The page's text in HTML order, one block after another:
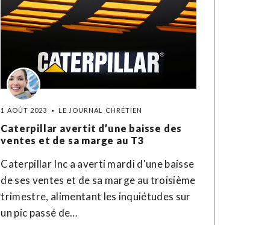
1 AOÛT 2023 LE JOURNAL CHRÉTIEN
Caterpillar avertit d’une baisse des
ventes et de sa marge au T3
Caterpillar Inc a averti mardi d'une baisse
de ses ventes et de sa marge au troisième
trimestre, alimentant les inquiétudes sur
un pic passé de…